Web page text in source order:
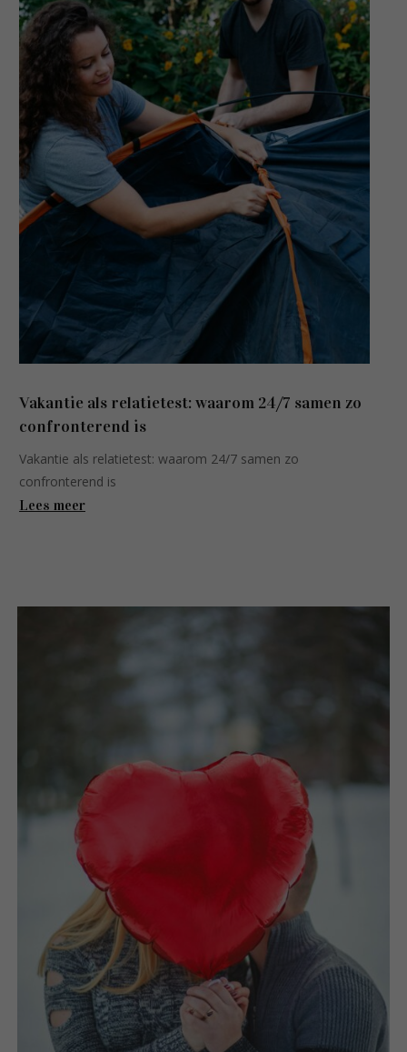
Vakantie als relatietest: waarom 24/7 samen zo
confronterend is
Vakantie als relatietest: waarom 24/7 samen zo
confronterend is
Lees meer